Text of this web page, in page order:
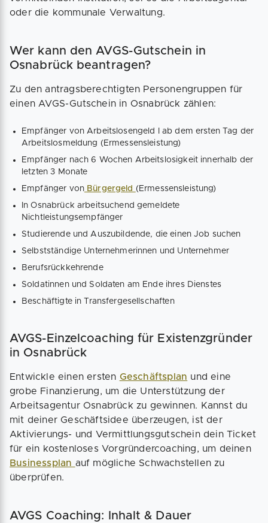
oder die kommunale Verwaltung.
Wer kann den AVGS-Gutschein in
Osnabrück beantragen?
Zu den antragsberechtigten Personengruppen für
einen AVGS-Gutschein in Osnabrück zählen:
Empfänger von Arbeitslosengeld I ab dem ersten Tag der
Arbeitslosmeldung (Ermessensleistung)
Empfänger nach 6 Wochen Arbeitslosigkeit innerhalb der
letzten 3 Monate
Empfänger vonBürgergeld (Ermessensleistung)
In Osnabrück arbeitsuchend gemeldete
Nichtleistungsempfänger
Studierende und Auszubildende, die einen Job suchen
Selbstständige Unternehmerinnen und Unternehmer
Berufsrückkehrende
Soldatinnen und Soldaten am Ende ihres Dienstes
Beschäftigte in Transfergesellschaften
AVGS-Einzelcoaching für Existenzgründer
in Osnabrück
Entwickle einen ersten Geschäftsplan und eine
grobe Finanzierung, um die Unterstützung der
Arbeitsagentur Osnabrück zu gewinnen. Kannst du
mit deiner Geschäftsidee überzeugen, ist der
Aktivierungs- und Vermittlungsgutschein dein Ticket
für ein kostenloses Vorgründercoaching, um deinen
Businessplan auf mögliche Schwachstellen zu
überprüfen.
AVGS Coaching: Inhalt & Dauer